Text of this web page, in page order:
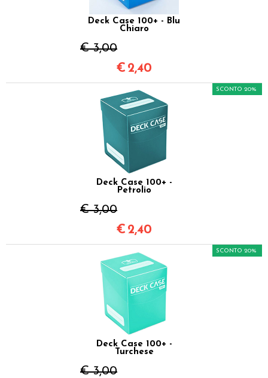
Deck Case 100+ - Blu
Chiaro
€ 3,00
€ 2,40
Deck Case 100+ -
Petrolio
€ 3,00
SCONTO 20%
€ 2,40
Deck Case 100+ -
Turchese
€ 3,00
SCONTO 20%